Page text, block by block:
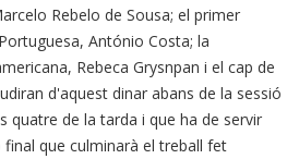
Rebelo de Sousa; el primer
António Costa; la
Rebeca Grysnpan i el cap de
d'aquest dinar abans de la sessió
quatre de la tarda i que ha de servir
que culminarà el treball fet